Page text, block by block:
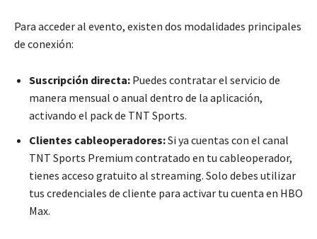
Para acceder al evento, existen dos modalidades principales
de conexión:
Suscripción directa: Puedes contratar el servicio de
manera mensual o anual dentro de la aplicación,
activando el pack de TNT Sports.
Clientes cableoperadores:Si ya cuentas con el canal
TNT Sports Premium contratado en tu cableoperador,
tienes acceso gratuito al streaming. Solo debes utilizar
tus credenciales de cliente para activar tu cuenta en HBO
Max.